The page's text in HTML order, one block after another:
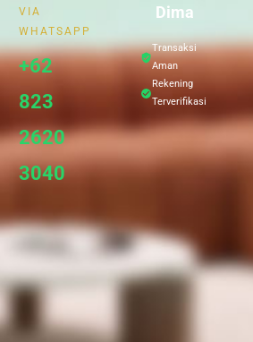
VIA
WHATSAPP
+62
823
2620
3040
Dima
Transaksi
Aman
Rekening
Terverifikasi